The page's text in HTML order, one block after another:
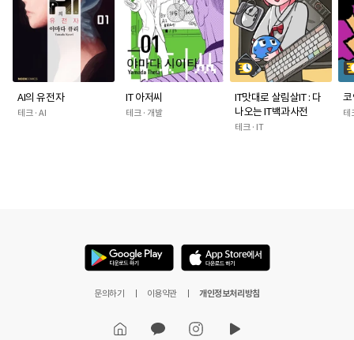
AI의 유전자
테크 · AI
IT 아저씨
테크 · 개발
IT맛대로 살림살IT : 다
나오는 IT백과사전
테크 · IT
테
문의하기 이용약관 개인정보처리방침